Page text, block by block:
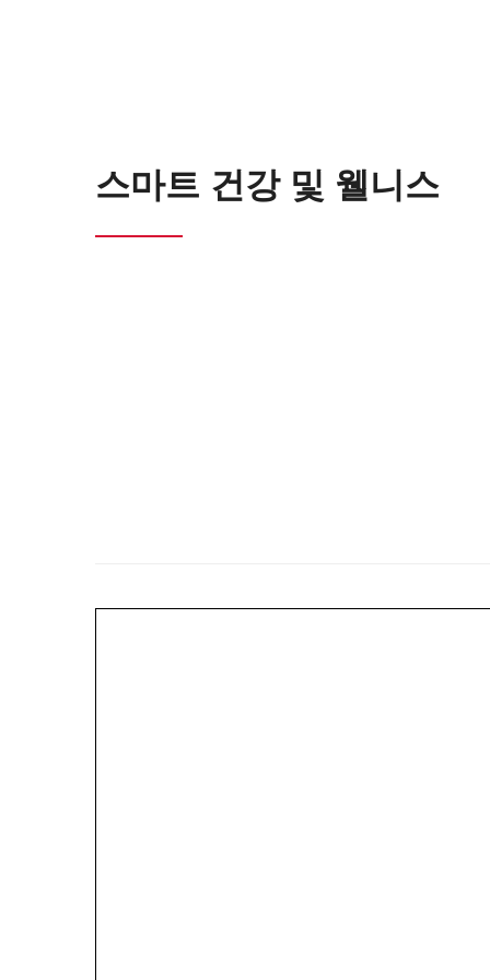
스마트 건강 및 웰니스